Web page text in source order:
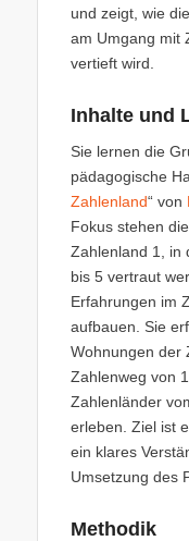
und zeigt, wie
am Umgang mit
vertieft wird.
Inhalte und
Sie lernen die
pädagogische
Zahlenland“ von
Fokus stehen
Zahlenland 1, in
bis 5 vertraut
Erfahrungen im
aufbauen. Sie
Wohnungen der
Zahlenweg von
Zahlenländer
erleben. Ziel ist
ein klares
Umsetzung des
Methodik